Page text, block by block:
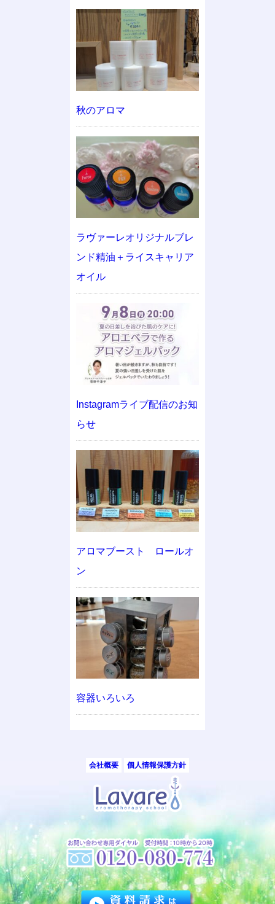
秋のアロマ
ラヴァーレオリジナルブレ
ンド精油＋ライスキャリア
オイル
Instagramライブ配信のお知
らせ
アロマブースト ロールオ
ン
容器いろいろ
会社概要 個人情報保護方針